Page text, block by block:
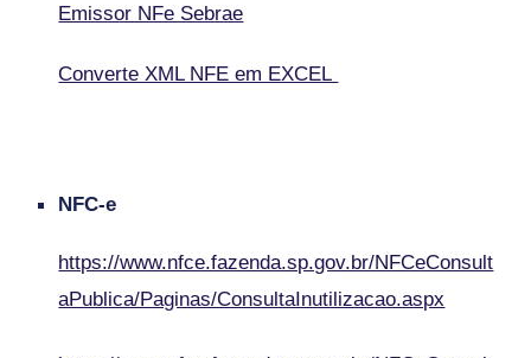
Emissor NFe Sebrae
Converte XML NFE em EXCEL
NFC-e
https://www.nfce.fazenda.sp.gov.br/NFCeConsult
aPublica/Paginas/ConsultaInutilizacao.aspx